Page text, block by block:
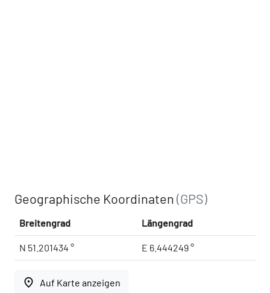
Geographische Koordinaten(GPS)
Breitengrad Längengrad
N 51.201434 ° E 6.444249 °
place Auf Karte anzeigen